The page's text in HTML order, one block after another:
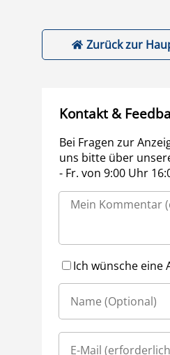
Zurück zur
Kontakt &
Bei Fragen zur
uns bitte über
- Fr. von 9:00 Uhr
Ich wünsche eine